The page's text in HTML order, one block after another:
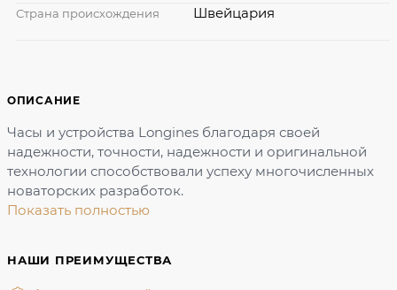
ОПИСАНИЕ
Часы и устройства Longines благодаря своей
надежности, точности, надежности и оригинальной
технологии способствовали успеху многочисленных
новаторских разработок.
Показать полностью
НАШИ ПРЕИМУЩЕСТВА
Страна происхождения Швейцария